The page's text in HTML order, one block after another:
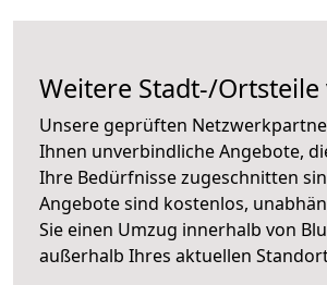
Weitere Stadt-/Ortsteile
Unsere geprüften
Ihnen unverbindliche Angebote,
Ihre Bedürfnisse zugeschnitten
Angebote sind kostenlos,
Sie einen Umzug innerhalb von
außerhalb Ihres aktuellen